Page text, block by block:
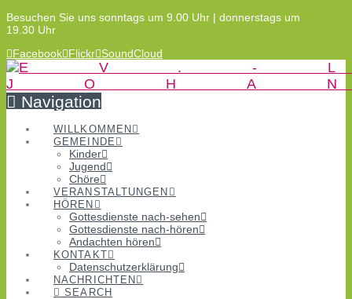
Besuchen Sie uns sonntags um 9.00 Uhr | donnerstags um
19.30 Uhr
Facebook Flickr SoundCloud
Navigation
WILLKOMMEN
GEMEINDE
Kinder
Jugend
Chöre
VERANSTALTUNGEN
HÖREN
Gottesdienste nach-sehen
Gottesdienste nach-hören
Andachten hören
KONTAKT
Datenschutzerklärung
NACHRICHTEN
SEARCH